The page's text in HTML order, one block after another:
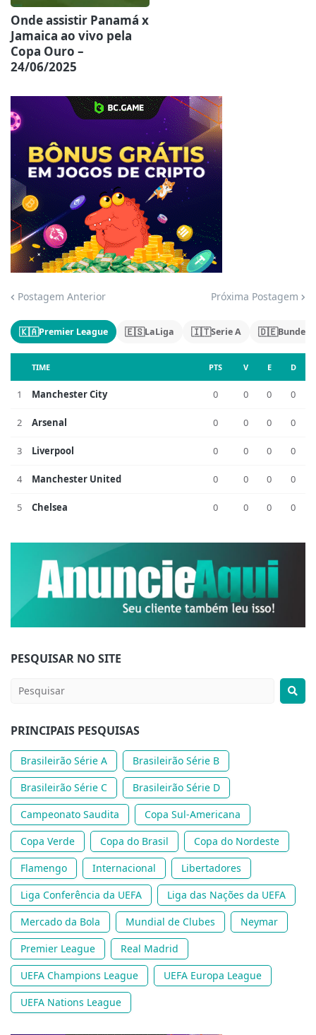
Onde assistir Panamá x
Jamaica ao vivo pela
Copa Ouro –
24/06/2025
Jogue com responsabilidade. 18+
Postagem Anterior Próxima Postagem
🇰🇦Premier League 🇪🇸LaLiga 🇮🇹Serie A 🇩🇪
TIME PTS V E D
1 Manchester City 0 0 0 0
2 Arsenal 0 0 0 0
3 Liverpool 0 0 0 0
4 Manchester United 0 0 0 0
5 Chelsea 0 0 0 0
PESQUISAR NO SITE
PRINCIPAIS PESQUISAS
Brasileirão Série A
Brasileirão Série B
Brasileirão Série C
Brasileirão Série D
Campeonato Saudita
Copa Sul-Americana
Copa Verde
Copa do Brasil
Copa do Nordeste
Flamengo
Internacional
Libertadores
Liga Conferência da UEFA
Liga das Nações da UEFA
Mercado da Bola
Mundial de Clubes
Neymar
Premier League
Real Madrid
UEFA Champions League
UEFA Europa League
UEFA Nations League